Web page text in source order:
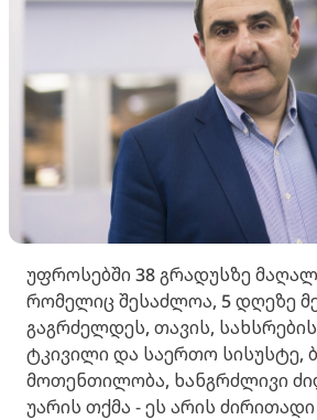
უფროსებში 38 გრადუსზე
რომელიც შესაძლოა, 5 დღეზე
გაგრძელდეს, თავის,
ტკივილი და საერთო სისუსტე,
მოთენთილობა, ხანგრძლივი
უარის თქმა - ეს არის